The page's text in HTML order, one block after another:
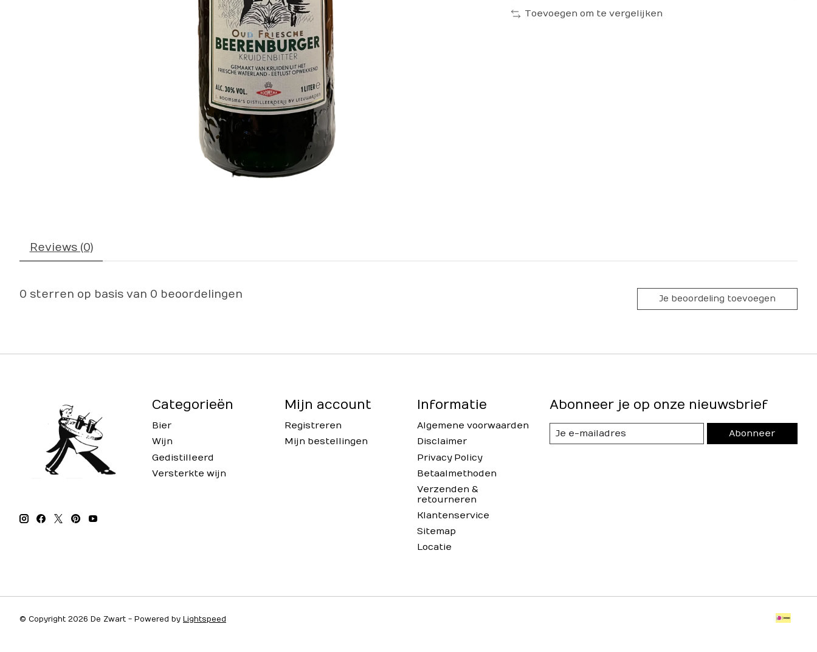
Toevoegen om te vergelijken
Reviews (0)
0 sterren op basis van 0 beoordelingen Je beoordeling toevoegen
Categorieën
Bier
Wijn
Gedistilleerd
Versterkte wijn
Mijn account
Registreren
Mijn bestellingen
Informatie
Algemene voorwaarden
Disclaimer
Privacy Policy
Betaalmethoden
Verzenden &
retourneren
Klantenservice
Sitemap
Locatie
Abonneer je op onze nieuwsbrief
Abonneer
© Copyright 2026 De Zwart - Powered by Lightspeed